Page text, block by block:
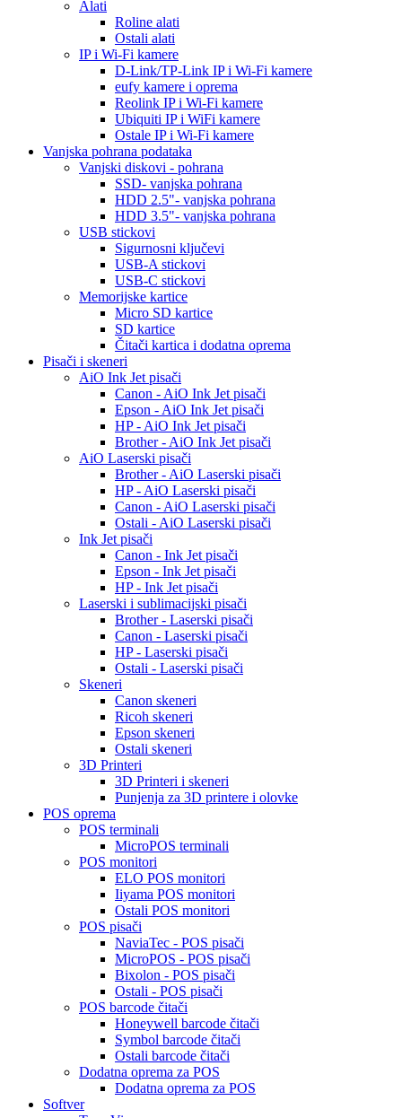
Alati
Roline alati
Ostali alati
IP i Wi-Fi kamere
D-Link/TP-Link IP i Wi-Fi kamere
eufy kamere i oprema
Reolink IP i Wi-Fi kamere
Ubiquiti IP i WiFi kamere
Ostale IP i Wi-Fi kamere
Vanjska pohrana podataka
Vanjski diskovi - pohrana
SSD- vanjska pohrana
HDD 2.5"- vanjska pohrana
HDD 3.5"- vanjska pohrana
USB stickovi
Sigurnosni ključevi
USB-A stickovi
USB-C stickovi
Memorijske kartice
Micro SD kartice
SD kartice
Čitači kartica i dodatna oprema
Pisači i skeneri
AiO Ink Jet pisači
Canon - AiO Ink Jet pisači
Epson - AiO Ink Jet pisači
HP - AiO Ink Jet pisači
Brother - AiO Ink Jet pisači
AiO Laserski pisači
Brother - AiO Laserski pisači
HP - AiO Laserski pisači
Canon - AiO Laserski pisači
Ostali - AiO Laserski pisači
Ink Jet pisači
Canon - Ink Jet pisači
Epson - Ink Jet pisači
HP - Ink Jet pisači
Laserski i sublimacijski pisači
Brother - Laserski pisači
Canon - Laserski pisači
HP - Laserski pisači
Ostali - Laserski pisači
Skeneri
Canon skeneri
Ricoh skeneri
Epson skeneri
Ostali skeneri
3D Printeri
3D Printeri i skeneri
Punjenja za 3D printere i olovke
POS oprema
POS terminali
MicroPOS terminali
POS monitori
ELO POS monitori
Iiyama POS monitori
Ostali POS monitori
POS pisači
NaviaTec - POS pisači
MicroPOS - POS pisači
Bixolon - POS pisači
Ostali - POS pisači
POS barcode čitači
Honeywell barcode čitači
Symbol barcode čitači
Ostali barcode čitači
Dodatna oprema za POS
Dodatna oprema za POS
Softver